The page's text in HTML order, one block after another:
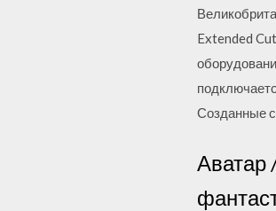
Extended
Созданные
Аватар